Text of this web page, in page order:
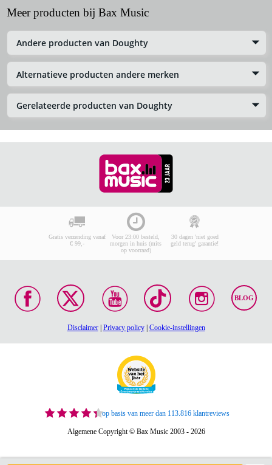
Meer producten bij Bax Music
Andere producten van Doughty
Alternatieve producten andere merken
Gerelateerde producten van Doughty
Gratis verzending vanaf
€ 99,-
Voor 23:00 besteld,
morgen in huis (mits
op voorraad)
30 dagen 'niet goed
geld terug' garantie!
BLOG
Disclaimer| Privacy policy| Cookie-instellingen
op basis van meer dan 113.816 klantreviews
Algemene Copyright © Bax Music 2003 - 2026